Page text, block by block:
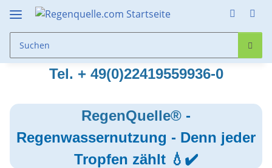
Tel. + 49(0)22419559936-0
RegenQuelle® -
Regenwassernutzung - Denn jeder
Tropfen zählt 💧✔️